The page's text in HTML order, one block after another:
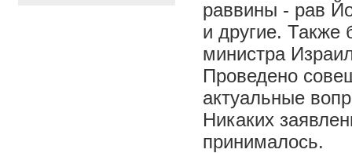
раввины - рав
и другие. Также
министра
Проведено
актуальные
Никаких
принималось.